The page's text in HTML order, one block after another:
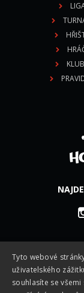
Tyto webové
uživatelského
souhlasíte se